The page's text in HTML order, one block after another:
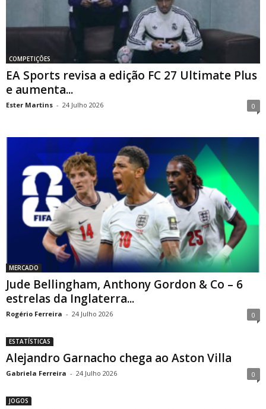
COMPETIÇÕES
EA Sports revisa a edição FC 27 Ultimate Plus
e aumenta...
Ester Martins - 24 Julho 2026 0
MERCADO
Jude Bellingham, Anthony Gordon & Co – 6
estrelas da Inglaterra...
Rogério Ferreira - 24 Julho 2026 0
ESTATÍSTICAS
Alejandro Garnacho chega ao Aston Villa
Gabriela Ferreira - 24 Julho 2026 0
JOGOS